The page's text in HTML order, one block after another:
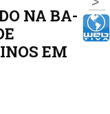
NA BA-
EM